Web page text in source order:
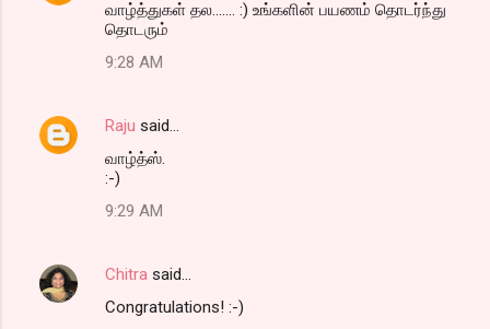
n
வாழ்த்துகள் தல....... :) உங்களின் பயணம் தொடர்ந்து
தொடரும்
9:28 AM
Raju said…
வாழ்த்ஸ்.
:-)
9:29 AM
Chitra said…
Congratulations! :-)